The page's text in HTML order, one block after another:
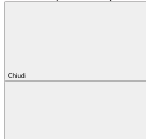
Chiudi